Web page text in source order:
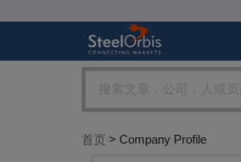
首页 > Company Profile